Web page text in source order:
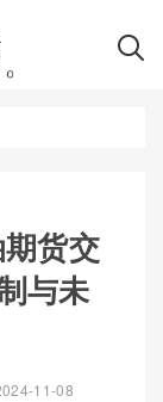
货交
与未
11-08